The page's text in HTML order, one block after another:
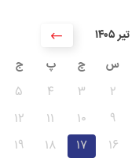
۱۴۰۵ تیر
س چ پ ج
۲ ۳ ۴
۵
۹ ۱۰ ۱۱
۱۲
۱۶ ۱۷ ۱۸
۱۹